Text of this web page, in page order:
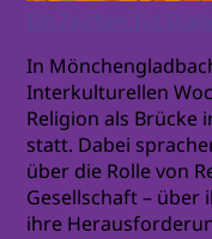
Ein Zeichen für
In
Interkulturellen
Religion als Brücke
statt. Dabei
über die Rolle von
Gesellschaft – über
ihre